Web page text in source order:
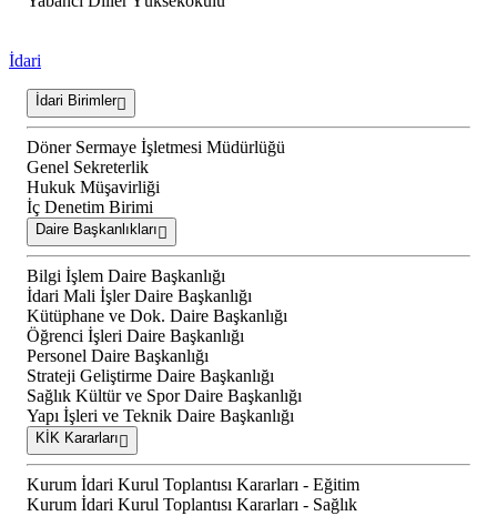
İdari
İdari Birimler
Döner Sermaye İşletmesi Müdürlüğü
Genel Sekreterlik
Hukuk Müşavirliği
İç Denetim Birimi
Daire Başkanlıkları
Bilgi İşlem Daire Başkanlığı
İdari Mali İşler Daire Başkanlığı
Kütüphane ve Dok. Daire Başkanlığı
Öğrenci İşleri Daire Başkanlığı
Personel Daire Başkanlığı
Strateji Geliştirme Daire Başkanlığı
Sağlık Kültür ve Spor Daire Başkanlığı
Yapı İşleri ve Teknik Daire Başkanlığı
KİK Kararları
Kurum İdari Kurul Toplantısı Kararları - Eğitim
Kurum İdari Kurul Toplantısı Kararları - Sağlık